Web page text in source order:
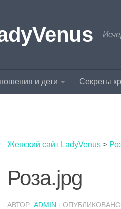
и дети Секреты
Женский сайт LadyVenus >
Роза.jpg
АВТОР: ADMIN · ОПУБЛИКОВАНО